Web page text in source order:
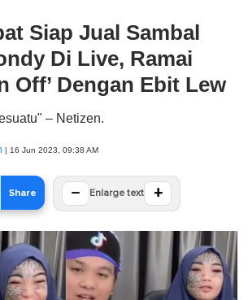
Siap Jual Sambal
Di Live, Ramai
Off’ Dengan Ebit Lew
– Netizen.
| 16 Jun 2023, 09:38 AM
Share − Enlarge text +